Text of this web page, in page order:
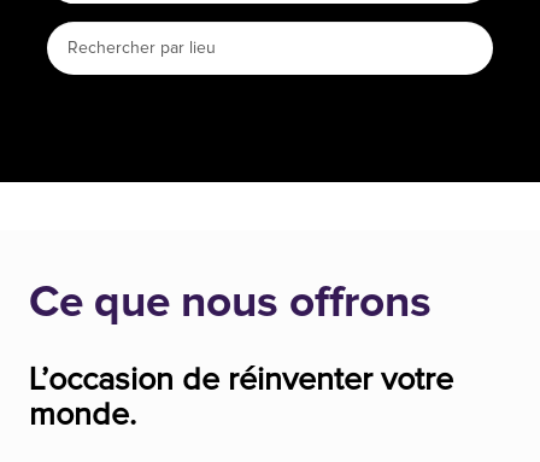
Ce que nous offrons
L’occasion de réinventer votre
monde.